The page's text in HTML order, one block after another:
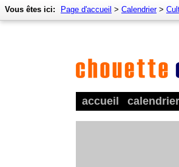
accueil calendrier
Vous êtes ici: Page d'accueil > Calendrier>